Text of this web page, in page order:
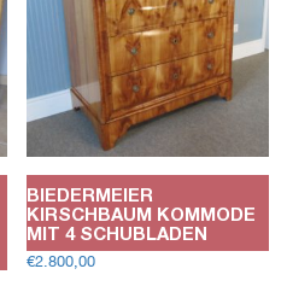
BIEDERMEIER
KIRSCHBAUM KOMMODE
MIT 4 SCHUBLADEN
€2.800,00